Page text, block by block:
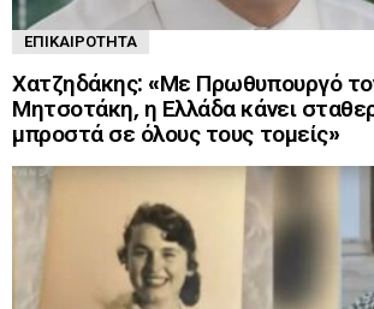
ΕΠΙΚΑΙΡΌΤΗΤΑ
Χατζηδάκης: «Με Πρωθυπουργό
Μητσοτάκη, η Ελλάδα κάνει
μπροστά σε όλους τους τομείς»